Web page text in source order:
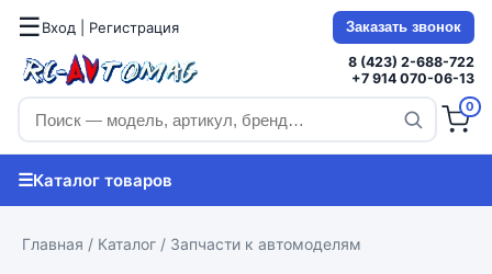
☰Вход | Регистрация Заказать звонок
8 (423) 2-688-722
+7 914 070-06-13
0
☰Каталог товаров
Главная / Каталог / Запчасти к автомоделям